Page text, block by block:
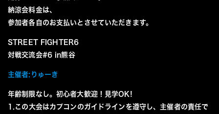
納涼会料金は、
参加者各自のお支払いとさせていただきます。
STREET FIGHTER6
対戦交流会#6 in熊谷
主催者:りゅーき
年齢制限なし。初心者大歓迎！見学OK!
1.この大会はカプコンのガイドラインを遵守し、主催者の責任で